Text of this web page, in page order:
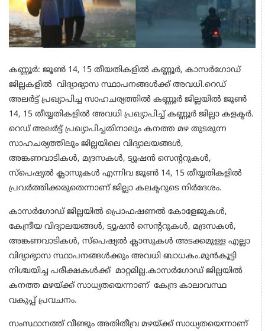
കണ്ണൂർ: ജൂൺ 14, 15 തീയതികളിൽ കണ്ണൂർ, കാസർഗോഡ്
ജില്ലകളിൽ വിദ്യാഭ്യാസ സ്ഥാപനങ്ങൾക്ക് അവധി.റെഡ്
അലർട്ട് പ്രഖ്യാപിച്ച സാഹചര്യത്തില്‍ കണ്ണൂർ ജില്ലയിൽ ജൂൺ
14, 15 തീയ്യതികളിൽ അവധി പ്രഖ്യാപിച്ച് കണ്ണൂർ ജില്ലാ കളക്ടർ.
റെഡ് അലർട്ട് പ്രഖ്യാപിച്ചതിനാലും കനത്ത മഴ തുടരുന്ന
സാഹചര്യത്തിലും ജില്ലയിലെ വിദ്യാലയങ്ങൾ,
അങ്കണവാടികൾ, മദ്രസകൾ, ട്യൂഷൻ സെന്ററുകൾ,
സ്‌പെഷ്യൽ ക്ലാസുകൾ എന്നിവ ജൂൺ 14, 15 തീയ്യതികളിൽ
പ്രവർത്തിക്കരുതെന്നാണ് ജില്ലാ കലക്ടറുടെ നിര്‍ദേശം.
കാസർഗോഡ് ജില്ലയിൽ പ്രൊഫഷണൽ കോളേജുകൾ,
കേന്ദ്രീയ വിദ്യാലയങ്ങൾ, ട്യൂഷൻ സെന്ററുകൾ, മദ്രസകൾ,
അങ്കണവാടികൾ, സ്പെഷ്യൽ ക്ലാസുകൾ അടക്കമുള്ള എല്ലാ
വിദ്യാഭ്യാസ സ്ഥാപനങ്ങൾക്കും അവധി ബാധകം.മുൻകൂട്ടി
നിശ്ചയിച്ച പരീക്ഷകൾക്ക് മാറ്റമില്ല.കാസർഗോഡ് ജില്ലയിൽ
കനത്ത മഴയ്ക്ക് സാധ്യതയെന്നാണ് കേന്ദ്ര കാലാവസ്ഥ
വകുപ്പ് പ്രവചനം.
സംസ്ഥാനത്ത് വീണ്ടും അതിതീവ്ര മഴയ്ക്ക് സാധ്യതയെന്നാണ്